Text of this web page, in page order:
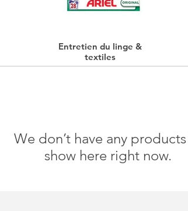
We don’t have any
show here right now.
Entretien du linge &
textiles